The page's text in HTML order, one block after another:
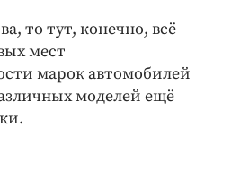
то тут, конечно, всё
мест
марок автомобилей
моделей ещё